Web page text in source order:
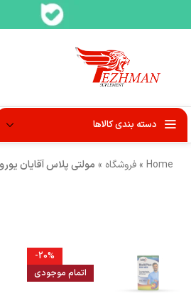
دسته بندی کالاها
Home
»فروشگاه » مولتی پلاس آقایان
-20%
اتمام موجودی